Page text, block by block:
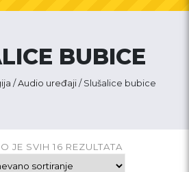
BUBICE
/ Audio uređaji / Slušalice bubice
JE SVIH 16 REZULTATA